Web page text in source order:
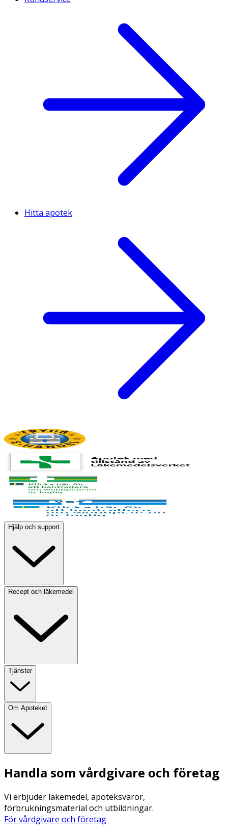
Hitta apotek
Hjälp och support
Recept och läkemedel
Tjänster
Om Apoteket
Handla som vårdgivare och företag
Vi erbjuder läkemedel, apoteksvaror,
förbrukningsmaterial och utbildningar.
För vårdgivare och företag